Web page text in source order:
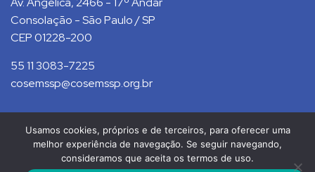
Consolação - São Paulo / SP
CEP 01228-200
55 11 3083-7225
cosemssp@cosemssp.org.br
Política de Privacidade Contato
Usamos cookies, próprios e de terceiros, para oferecer uma
melhor experiência de navegação. Se seguir navegando,
consideramos que aceita os termos de uso.